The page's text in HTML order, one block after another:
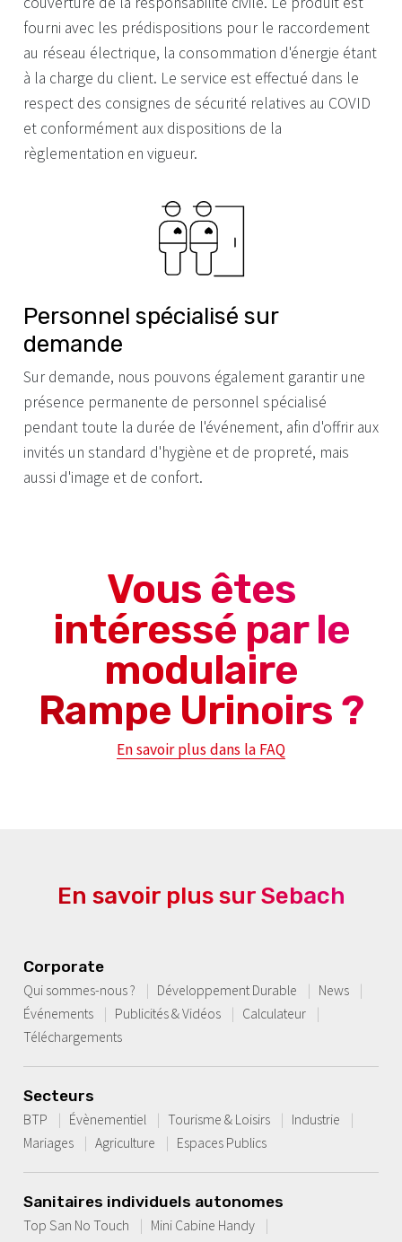
fourni avec les prédispositions pour le raccordement
au réseau électrique, la consommation d'énergie étant
à la charge du client. Le service est effectué dans le
respect des consignes de sécurité relatives au COVID
et conformément aux dispositions de la
règlementation en vigueur.
Personnel spécialisé sur
demande
Sur demande, nous pouvons également garantir une
présence permanente de personnel spécialisé
pendant toute la durée de l'événement, afin d'offrir aux
invités un standard d'hygiène et de propreté, mais
aussi d'image et de confort.
Vous êtes
intéressé par le
modulaire
Rampe Urinoirs ?
En savoir plus dans la FAQ
En savoir plus sur Sebach
Corporate
Qui sommes-nous ?
Développement Durable
News
Événements
Publicités & Vidéos
Calculateur
Téléchargements
Secteurs
BTP
Évènementiel Tourisme & Loisirs
Industrie
Mariages
Agriculture Espaces Publics
Sanitaires individuels autonomes
Top San No Touch
Mini Cabine Handy